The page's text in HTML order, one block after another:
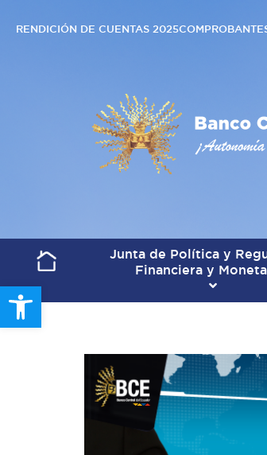
Open toolbar
RENDICIÓN DE CUENTAS 2025
Junta de Política y
Financiera y